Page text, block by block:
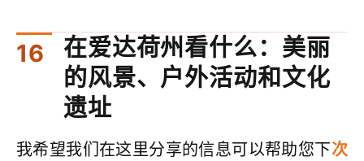
在爱达荷州看什么：美丽
的风景、户外活动和文化
遗址
我希望我们在这里分享的信息可以帮助您下​​次